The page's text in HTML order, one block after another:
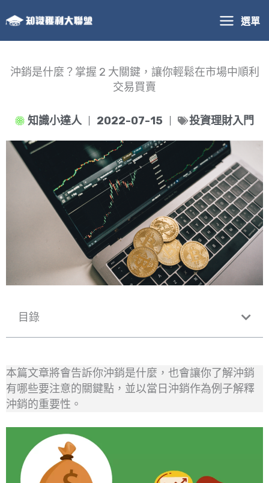
至
主
選單
沖銷是什麼？掌握 2 大關鍵，讓你輕鬆在市場中順利
交易買賣
知識小達人 2022-07-15 投資理財入門
目錄
本篇文章將會告訴你沖銷是什麼，也會讓你了解沖銷
有哪些要注意的關鍵點，並以當日沖銷作為例子解釋
沖銷的重要性。